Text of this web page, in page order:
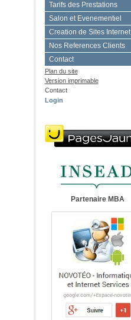
Tarifs des Prestations
Salon et Evenementiel
Creation de Sites Internet
Nos References Clients
Contact
Plan du site
Version imprimable
Contact
Login
Partenaire MBA